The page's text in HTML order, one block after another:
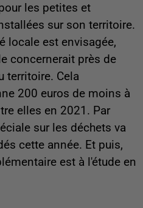
les petites et
sur son territoire.
locale est envisagée,
concernerait près de
territoire. Cela
200 euros de moins à
elles en 2021. Par
sur les déchets va
cette année. Et puis,
est à l'étude en